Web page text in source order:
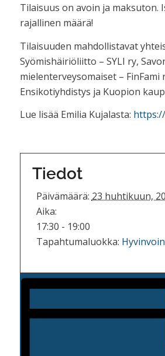
Tilaisuus on avoin ja maksuton.
rajallinen määrä!
Tilaisuuden mahdollistavat
Syömishäiriöliitto – SYLI ry,
mielenterveysomaiset – FinFami
Ensikotiyhdistys ja Kuopion
Lue lisää Emilia Kujalasta:
Tiedot
Päivämäärä: 23 huhtikuun,
Aika:
17:30 - 19:00
Tapahtumaluokka: